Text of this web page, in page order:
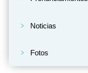
Noticias
Fotos